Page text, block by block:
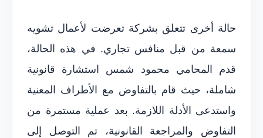
حالة أخرى تتعلق بشركة تعرضت لأعمال تشويه
سمعة من قبل منافس تجاري. في هذه الحالة،
قدم المحامي محمود شمس استشارة قانونية
شاملة، حيث قام بالتفاوض مع الأطراف المعنية
واستدعى الأدلة اللازمة. بعد عملية مستمرة من
التفاوض والمراجعة القانونية، تم التوصل إلى